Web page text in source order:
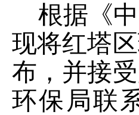
根据《
现将红塔
布 ， 并接
环保局联